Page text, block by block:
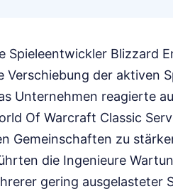
Spieleentwickler Blizzard
Verschiebung der aktiven
Unternehmen reagierte
Of Warcraft Classic
Gemeinschaften zu
die Ingenieure
gering ausgelasteter